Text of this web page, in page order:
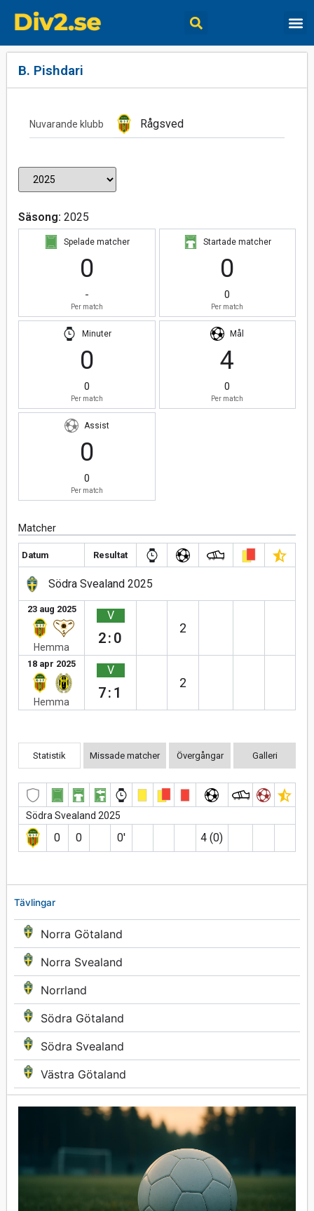
Tävlingar
Norra Götaland
Norra Svealand
Norrland
Södra Götaland
Södra Svealand
Västra Götaland
B. Pishdari
Nuvarande klubb Rågsved
Säsong: 2025
Spelade matcher
0
-
Per match
Startade matcher
0
0
Per match
Minuter
0
0
Per match
Mål
4
0
Per match
Assist
0
0
Per match
Matcher
Datum Resultat
Södra Svealand 2025
23 aug 2025
Hemma
V
2:0
2
18 apr 2025
Hemma
V
7:1
2
Statistik Missade matcher Övergångar Galleri
Södra Svealand 2025
0 0 0′ 4 (0)